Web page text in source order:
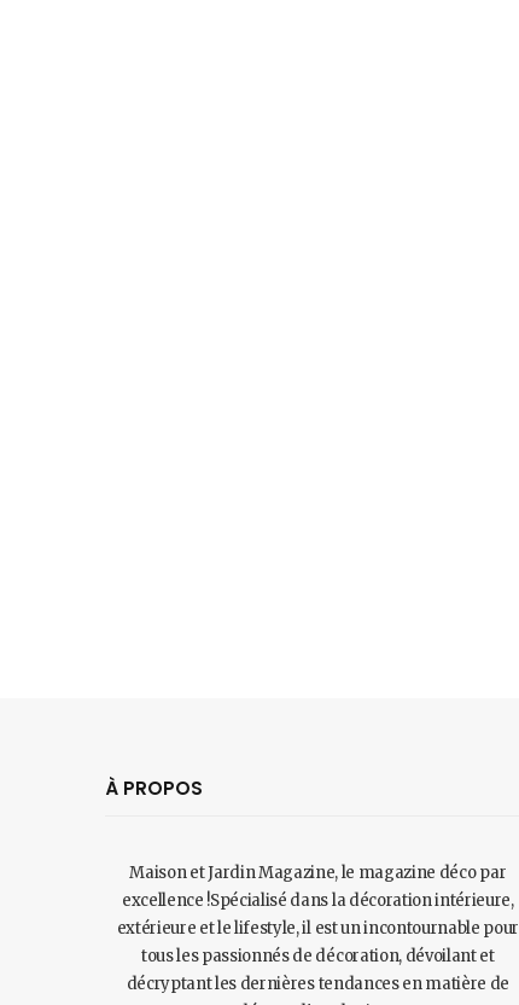
À PROPOS
Maison et Jardin Magazine, le magazine déco par
excellence !Spécialisé dans la décoration intérieure,
extérieure et le lifestyle, il est un incontournable pour
tous les passionnés de décoration, dévoilant et
décryptant les dernières tendances en matière de